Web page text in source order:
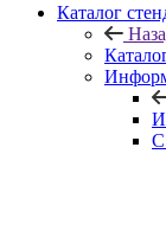
Каталог
С